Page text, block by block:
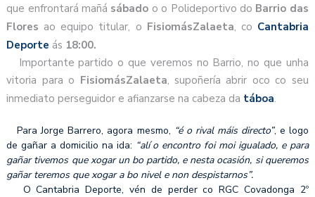
que enfrontará mañá sábado o o Polideportivo do Barrio das
Flores ao equipo titular, o FisiomásZalaeta, co Cantabria
Deporte ás 18:00.
Importante partido o que veremos no Barrio, no que unha
vitoria para o FisiomásZalaeta, supoñería abrir oco co seu
inmediato perseguidor e afianzarse na cabeza da táboa.
Para Jorge Barrero, agora mesmo, “é o rival máis directo”, e logo
de gañar a domicilio na ida: “alí o encontro foi moi igualado, e para
gañar tivemos que xogar un bo partido, e nesta ocasión, si queremos
gañar teremos que xogar a bo nivel e non despistarnos”.
O Cantabria Deporte, vén de perder co RGC Covadonga 2º